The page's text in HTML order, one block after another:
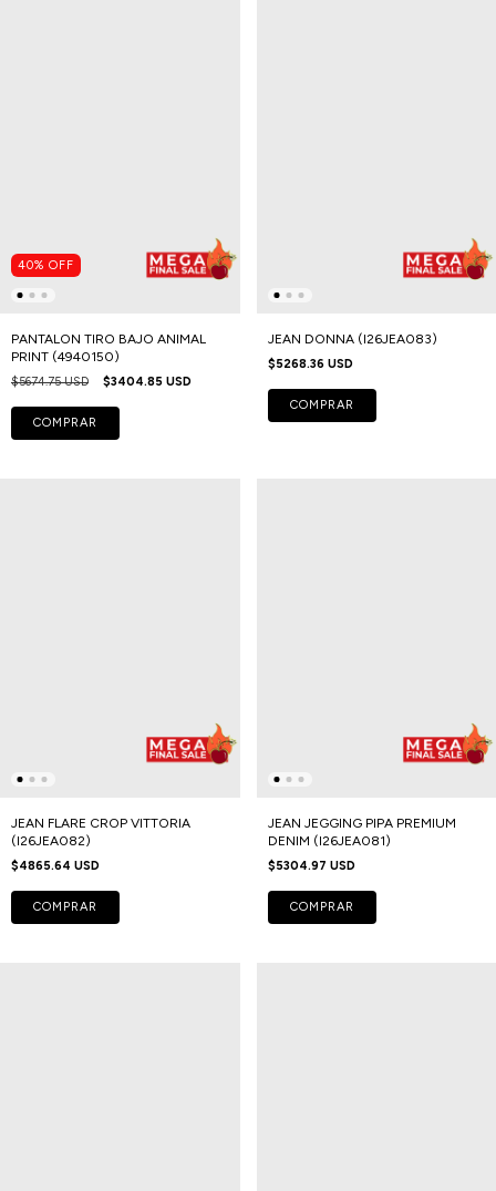
40% OFF
PANTALON TIRO BAJO ANIMAL
PRINT (4940150)
$5674.75 USD $3404.85 USD
COMPRAR
JEAN DONNA (I26JEA083)
$5268.36 USD
COMPRAR
JEAN FLARE CROP VITTORIA
(I26JEA082)
$4865.64 USD
COMPRAR
JEAN JEGGING PIPA PREMIUM
DENIM (I26JEA081)
$5304.97 USD
COMPRAR